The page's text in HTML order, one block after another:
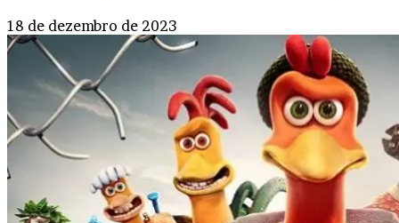
18 de dezembro de 2023